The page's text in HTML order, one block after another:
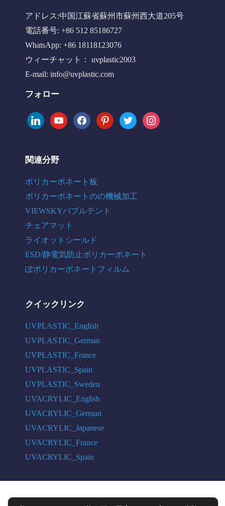
アドレス:中国江蘇省蘇州市蘇州西大道205号
電話番号: +86 512 85186727
WhatsApp: +86 18118123076
ウィーチャット： uvplastic2003
E-mail: info@uvplastic.com
フォロー
linkedinyoutubefacebookpinteresttwitter instagram
関連分野
ポリカーボネート板
ポリカーボネートのの機械加工
VIEWSKYバブルテント
チェアマット
ライオットシールド
ESD/静電気防止ポリカーボネート
ぽポリカーボネートフィルム
クイックリンク
UVPLASTIC_English
UVPLASTIC_German
UVPLASTIC_France
UVPLASTIC_Spain
UVPLASTIC_Sweden
UVACRYLIC_English
UVACRYLIC_German
UVACRYLIC_Japanese
UVACRYLIC_France
UVACRYLIC_Spain